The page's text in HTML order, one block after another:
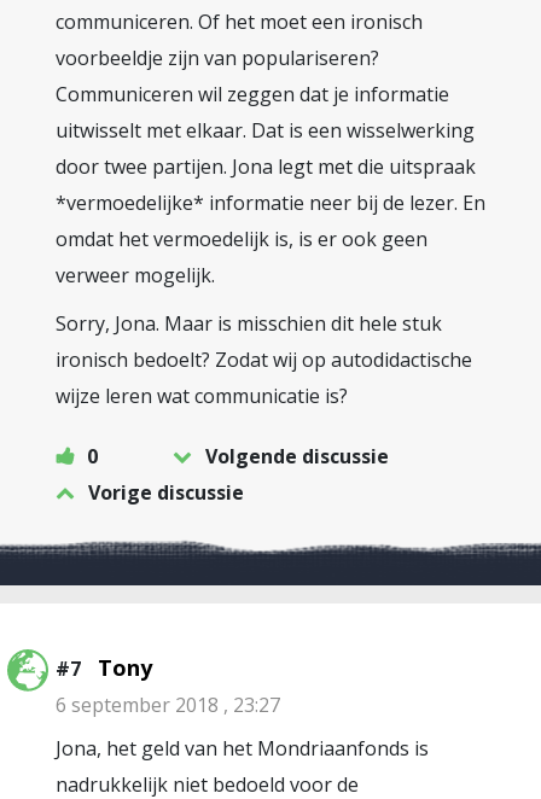
communiceren. Of het moet een ironisch
voorbeeldje zijn van populariseren?
Communiceren wil zeggen dat je informatie
uitwisselt met elkaar. Dat is een wisselwerking
door twee partijen. Jona legt met die uitspraak
*vermoedelijke* informatie neer bij de lezer. En
omdat het vermoedelijk is, is er ook geen
verweer mogelijk.
Sorry, Jona. Maar is misschien dit hele stuk
ironisch bedoelt? Zodat wij op autodidactische
wijze leren wat communicatie is?
0
Volgende discussie
Vorige discussie
#7 Tony
6 september 2018 , 23:27
Jona, het geld van het Mondriaanfonds is
nadrukkelijk niet bedoeld voor de